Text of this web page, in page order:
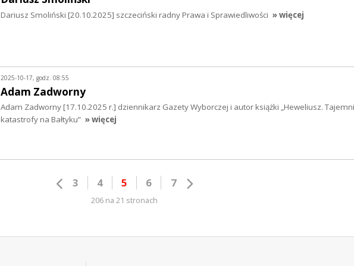
Dariusz Smoliński [20.10.2025] szczeciński radny Prawa i Sprawiedliwości » więcej
2025-10-17, godz. 08:55
Adam Zadworny
Adam Zadworny [17.10.2025 r.] dziennikarz Gazety Wyborczej i autor książki „Heweliusz.
katastrofy na Bałtyku” » więcej
3 4 5 6 7
206 na 21 stronach